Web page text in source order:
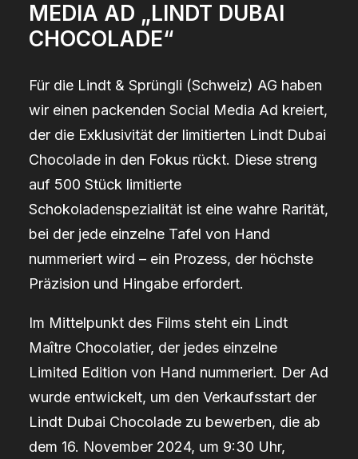
MEDIA AD „LINDT DUBAI
CHOCOLADE“
Für die Lindt & Sprüngli (Schweiz) AG haben
wir einen packenden Social Media Ad kreiert,
der die Exklusivität der limitierten Lindt Dubai
Chocolade in den Fokus rückt. Diese streng
auf 500 Stück limitierte
Schokoladenspezialität ist eine wahre Rarität,
bei der jede einzelne Tafel von Hand
nummeriert wird – ein Prozess, der höchste
Präzision und Hingabe erfordert.
Im Mittelpunkt des Films steht ein Lindt
Maître Chocolatier, der jedes einzelne
Limited Edition von Hand nummeriert. Der Ad
wurde entwickelt, um den Verkaufsstart der
Lindt Dubai Chocolade zu bewerben, die ab
dem 16. November 2024, um 9:30 Uhr,